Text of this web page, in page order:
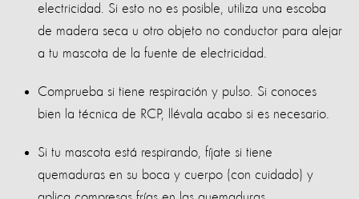
electricidad. Si esto no es posible, utiliza una escoba
de madera seca u otro objeto no conductor para alejar
a tu mascota de la fuente de electricidad.
Comprueba si tiene respiración y pulso. Si conoces
bien la técnica de RCP, llévala acabo si es necesario.
Si tu mascota está respirando, fíjate si tiene
quemaduras en su boca y cuerpo (con cuidado) y